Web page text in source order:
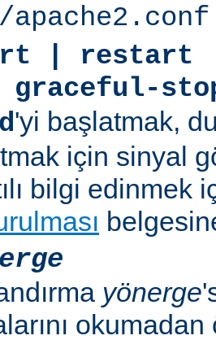
apache2.conf
| restart
'yi başlatmak,
için sinyal
bilgi edinmek
yönerge